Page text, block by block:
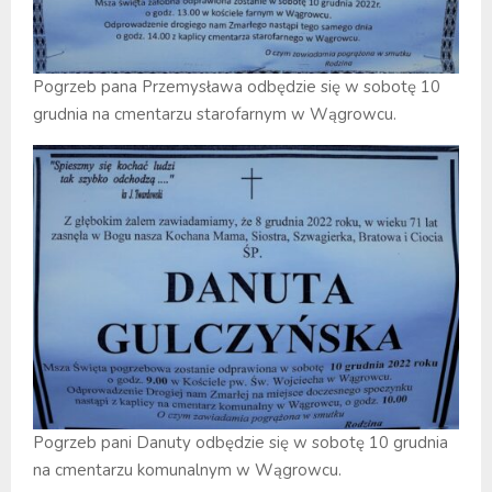
Pogrzeb pana Przemysława odbędzie się w sobotę 10
grudnia na cmentarzu starofarnym w Wągrowcu.
Pogrzeb pani Danuty odbędzie się w sobotę 10 grudnia
na cmentarzu komunalnym w Wągrowcu.